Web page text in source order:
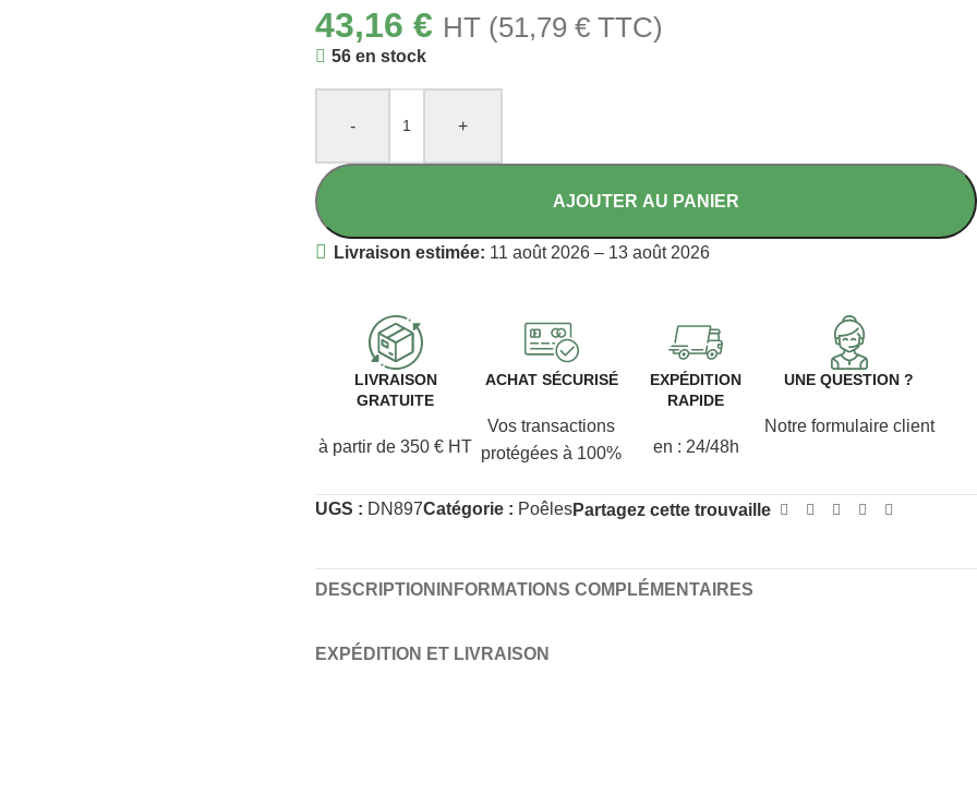
43,16€ HT (51,79€ TTC)
56 en stock
- +
AJOUTER AU PANIER
Livraison estimée: 11 août 2026 – 13 août 2026
LIVRAISON
GRATUITE
à partir de 350 € HT
ACHAT SÉCURISÉ
Vos transactions
protégées à 100%
EXPÉDITION
RAPIDE
en : 24/48h
UNE QUESTION ?
Notre formulaire client
UGS : DN897Catégorie : PoêlesPartagez cette trouvaille
DESCRIPTION INFORMATIONS COMPLÉMENTAIRES
EXPÉDITION ET LIVRAISON